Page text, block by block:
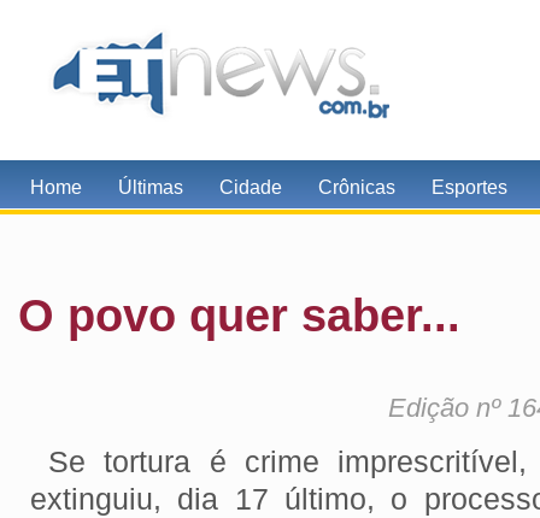
Home Últimas Cidade Crônicas Esportes
O povo quer saber...
Edição nº
Se tortura é crime
extinguiu, dia 17 último, o